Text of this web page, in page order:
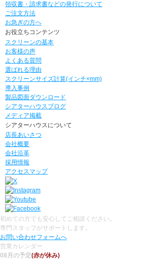
領収書・請求書などの発行について
ご注文方法
お急ぎの方へ
お役立ちコンテンツ
スクリーンの基本
お客様の声
よくある質問
選ばれる理由
スクリーンサイズ計算(インチ×mm)
導入事例
製品図面ダウンロード
シアターハウスブログ
メディア掲載
シアターハウスについて
店長あいさつ
会社概要
会社沿革
採用情報
アクセスマップ
初めての方でも安心してご相談ください。
専門スタッフがサポートします。
お問い合わせフォームへ
営業カレンダー
08月の予定(赤が休み)